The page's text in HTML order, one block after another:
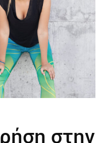
στην